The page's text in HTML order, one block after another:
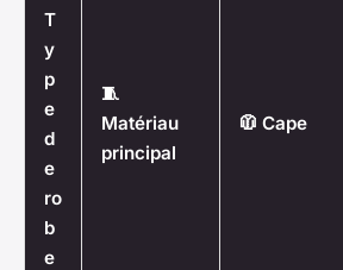
T
y
p
e
d
e
ro
b
e
🧵
Matériau
principal
🧥 Cape